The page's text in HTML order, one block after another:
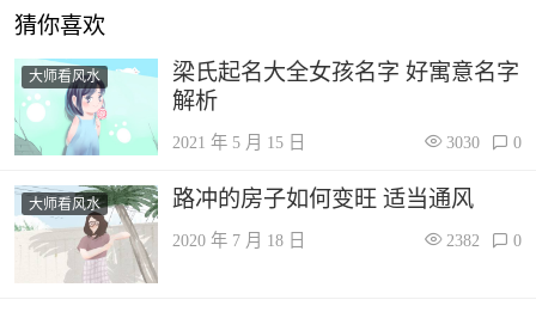
猜你喜欢
大师看风水
梁氏起名大全女孩名字 好寓意名字
解析
2021 年 5 月 15 日 3030 0
大师看风水 路冲的房子如何变旺 适当通风
2020 年 7 月 18 日 2382 0